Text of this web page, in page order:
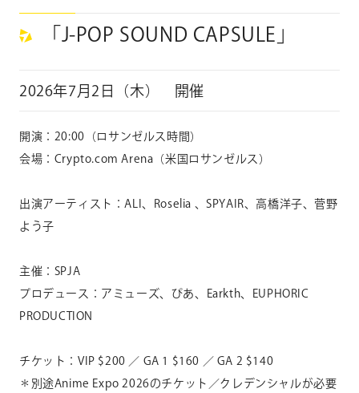
「J-POP SOUND CAPSULE」
2026年7月2日（木） 開催
開演：20:00（ロサンゼルス時間）
会場：Crypto.com Arena（米国ロサンゼルス）
出演アーティスト：ALI、Roselia 、SPYAIR、高橋洋子、菅野
よう子
主催： SPJA
プロデュース：アミューズ、ぴあ、
Earkth、
EUPHORIC
PRODUCTION
チケット： VIP $200 ／ GA 1 $160 ／ GA 2 $140
＊別途Anime Expo 2026のチケット／クレデンシャルが必要